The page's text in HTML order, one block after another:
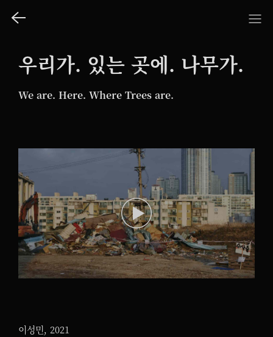
우리가. 있는 곳에. 나무가.
We are. Here. Where Trees are.
이성민, 2021